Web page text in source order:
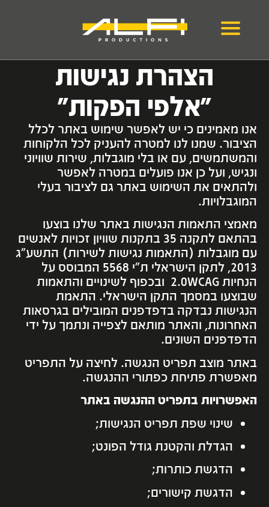
הצהרת נגישות
"אלפי הפקות"
אנו מאמינים כי יש לאפשר שימוש באתר לכלל
הציבור. שמנו לנו למטרה להעניק לכל הלקוחות
והמשתמשים, עם או בלי מוגבלות, שירות שוויוני
ונגיש, ועל כן אנו פועלים במטרה לאפשר
ולהתאים את השימוש באתר גם לציבור בעלי
המוגבלויות.
מאמצי התאמות הנגישות באתר שלנו בוצעו
בהתאם לתקנה 35 בתקנות שוויון זכויות לאנשים
עם מוגבלות (התאמות נגישות לשירות) התשע"ג
2013, לתקן הישראלי ת"י 5568 המבוסס על
הנחיות 2.0WCAG ובכפוף לשינויים והתאמות
שבוצעו במסמך התקן הישראלי. התאמת
הנגישות נבדקה בדפדפנים המובילים בגרסאות
האחרונות, והאתר מותאם לצפייה ונתמך על ידי
הדפדפנים השונים.
באתר מוצב תפריט הנגשה. לחיצה על התפריט
מאפשרת פתיחת כפתורי ההנגשה.
האפשרויות בתפריט ההנגשה באתר
שינוי שפת תפריט הנגישות;
הגדלת והקטנת גודל הפונט;
הדגשת כותרות;
הדגשת קישורים;